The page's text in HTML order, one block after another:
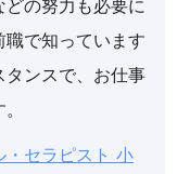
の努力も必要に
で知っています
ンスで、お仕事
・セラピスト 小